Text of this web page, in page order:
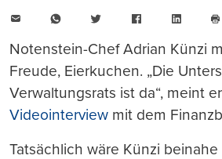
WhatsAppTwitter FacebookLinkedIn
Notenstein-Chef Adrian Künzi
Freude, Eierkuchen. „Die
Verwaltungsrats ist da“, meint er
Videointerview mit dem
Tatsächlich wäre Künzi